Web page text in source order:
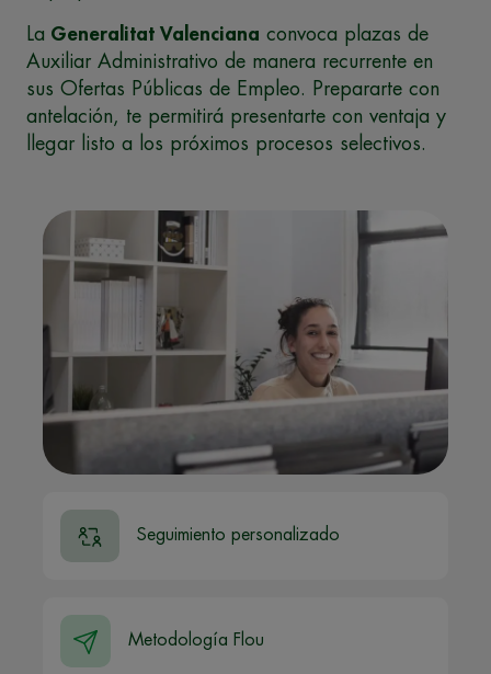
La Generalitat Valenciana convoca plazas de
Auxiliar Administrativo de manera recurrente en
sus Ofertas Públicas de Empleo. Prepararte con
antelación, te permitirá presentarte con ventaja y
llegar listo a los próximos procesos selectivos.
Seguimiento personalizado
Metodología Flou